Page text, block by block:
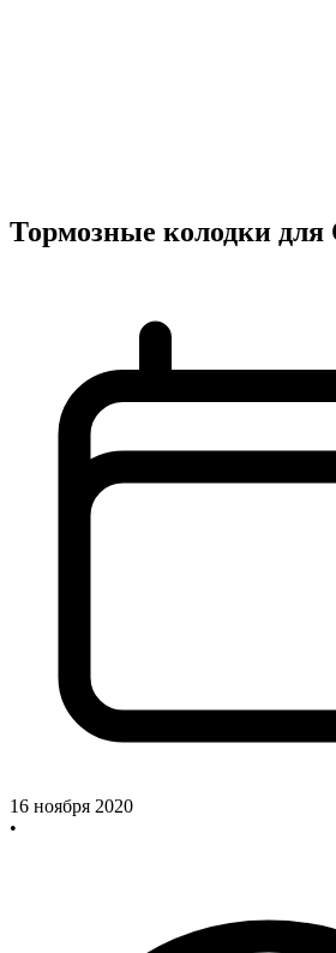
Тормозные колодки для
16 ноября 2020
•